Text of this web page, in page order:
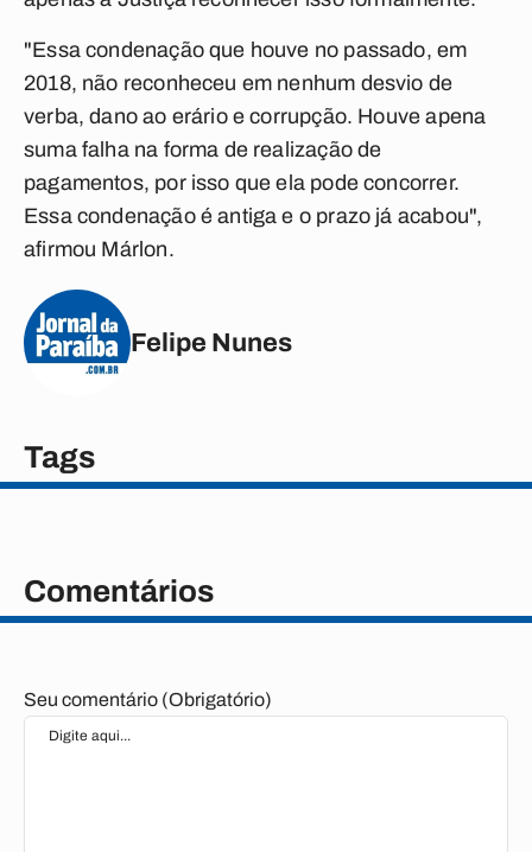
"Essa condenação que houve no passado, em
2018, não reconheceu em nenhum desvio de
verba, dano ao erário e corrupção. Houve apena
suma falha na forma de realização de
pagamentos, por isso que ela pode concorrer.
Essa condenação é antiga e o prazo já acabou",
afirmou Márlon.
Felipe Nunes
Tags
Comentários
Seu comentário (Obrigatório)